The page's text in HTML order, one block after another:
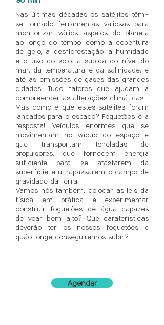
Nas últimas décadas os satélites têm-
se tornado ferramentas valiosas para
monitorizar vários aspetos do planeta
ao longo do tempo, como a cobertura
de gelo, a desflorestação, a humidade
e o uso do solo, a subida do nível do
mar, da temperatura e da salinidade, e
até as emissões de gases das grandes
cidades. Tudo fatores que ajudam a
compreender as alterações climáticas.
Mas como é que estes satélites foram
lançados para o espaço? Foguetões é a
resposta! Veículos enormes que se
movimentam no vácuo do espaço e
que transportam toneladas de
propulsores, que fornecem energia
suficiente para se afastarem da
superfície e ultrapassarem o campo de
gravidade da Terra.
Vamos nós também, colocar as leis da
física em prática e experimentar
construir foguetões de água capazes
de voar bem alto? Que caraterísticas
deverão ter os nossos foguetões e
quão longe conseguiremos subir?
Agendar